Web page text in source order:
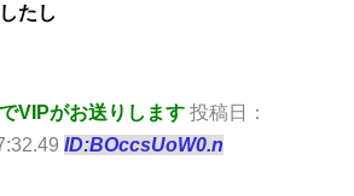
たし
VIPがお送りします 投稿日：
ID:BOccsUoW0.n